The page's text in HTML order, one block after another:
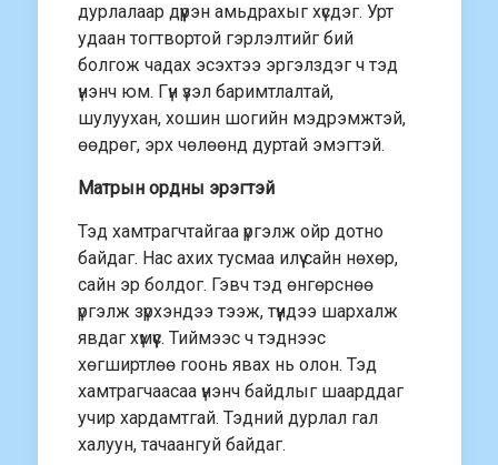
дурлалаар дүүрэн амьдрахыг хүсдэг. Урт
удаан тогтвортой гэрлэлтийг бий
болгож чадах эсэхтээ эргэлздэг ч тэд
үнэнч юм. Гүн үзэл баримтлалтай,
шулуухан, хошин шогийн мэдрэмжтэй,
өөдрөг, эрх чөлөөнд дуртай эмэгтэй.
Матрын ордны эрэгтэй
Тэд хамтрагчтайгаа үргэлж ойр дотно
байдаг. Нас ахих тусмаа илүү сайн нөхөр,
сайн эр болдог. Гэвч тэд өнгөрснөө
үргэлж зүрхэндээ тээж, түүндээ шархалж
явдаг хүмүүс. Тиймээс ч тэднээс
хөгширтлөө гоонь явах нь олон. Тэд
хамтрагчаасаа үнэнч байдлыг шаарддаг
учир хардамтгай. Тэдний дурлал гал
халуун, тачаангуй байдаг.